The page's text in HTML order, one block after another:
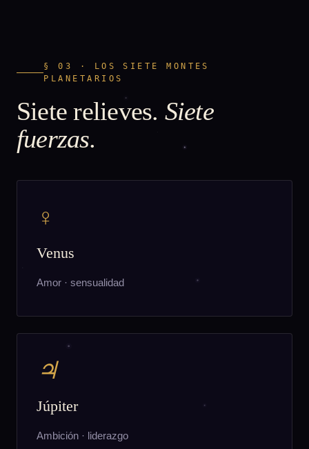
§ 03 · LOS SIETE MONTES
PLANETARIOS
Siete relieves. Siete
fuerzas.
♀
Venus
Amor · sensualidad
♃
Júpiter
Ambición · liderazgo